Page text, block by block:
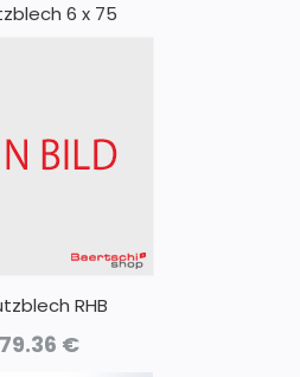
6 x 75
RHB
€